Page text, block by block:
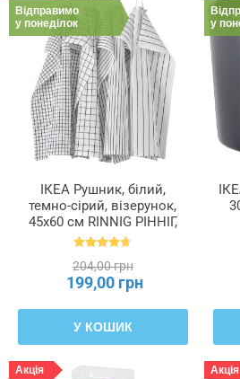
Відправимо
у понеділок
ІКЕА Рушник, білий,
темно-сірий, візерунок,
45x60 см RINNIG РІННІГ,
204.763.46
204,00 грн
199,00 грн
У КОШИК
у
Акція
Акція